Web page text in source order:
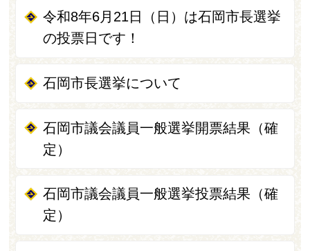
令和8年6月21日（日）は石岡市長選挙
の投票日です！
石岡市長選挙について
石岡市議会議員一般選挙開票結果（確
定）
石岡市議会議員一般選挙投票結果（確
定）